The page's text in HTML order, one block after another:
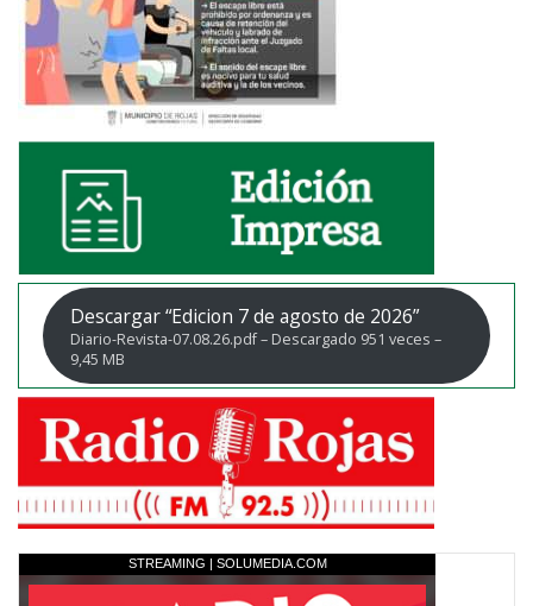
Descargar “Edicion 7 de agosto de 2026”
Diario-Revista-07.08.26.pdf – Descargado 951 veces –
9,45 MB